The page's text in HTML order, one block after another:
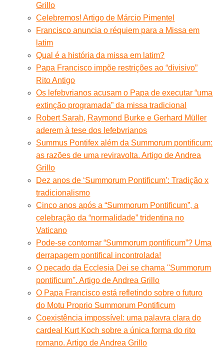
Grillo
Celebremos! Artigo de Márcio Pimentel
Francisco anuncia o réquiem para a Missa em
latim
Qual é a história da missa em latim?
Papa Francisco impõe restrições ao “divisivo”
Rito Antigo
Os lefebvrianos acusam o Papa de executar “uma
extinção programada” da missa tradicional
Robert Sarah, Raymond Burke e Gerhard Müller
aderem à tese dos lefebvrianos
Summus Pontifex além da Summorum pontificum:
as razões de uma reviravolta. Artigo de Andrea
Grillo
Dez anos de ‘Summorum Pontificum’: Tradição x
tradicionalismo
Cinco anos após a “Summorum Pontificum”, a
celebração da “normalidade” tridentina no
Vaticano
Pode-se contornar “Summorum pontificum”? Uma
derrapagem pontifical incontrolada!
O pecado da Ecclesia Dei se chama ''Summorum
pontificum''. Artigo de Andrea Grillo
O Papa Francisco está refletindo sobre o futuro
do Motu Proprio Summorum Pontificum
Coexistência impossível: uma palavra clara do
cardeal Kurt Koch sobre a única forma do rito
romano. Artigo de Andrea Grillo